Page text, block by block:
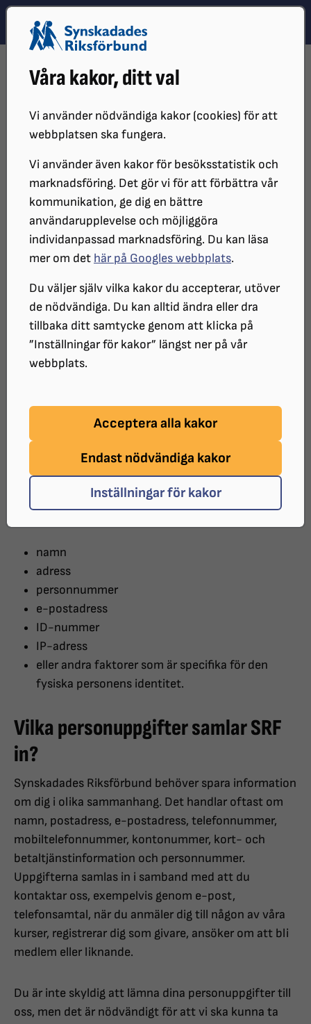
Våra kakor, ditt val
Vi använder nödvändiga kakor (cookies) för att
webbplatsen ska fungera.
Vi använder även kakor för besöksstatistik och
marknadsföring. Det gör vi för att förbättra vår
kommunikation, ge dig en bättre
användarupplevelse och möjliggöra
individanpassad marknadsföring. Du kan läsa
mer om det här på Googles webbplats.
Du väljer själv vilka kakor du accepterar, utöver
de nödvändiga. Du kan alltid ändra eller dra
tillbaka ditt samtycke genom att klicka på
”Inställningar för kakor” längst ner på vår
webbplats.
Acceptera alla kakor
Endast nödvändiga kakor
Inställningar för kakor
Hoppa till innehåll
Hoppa till hitta snabbt
Personuppgifter och GDPR
Din personliga integritet är viktig för
Synskadades Riksförbund (SRF). På den
här sidan beskriver vi bland annat vilka
uppgifter vi samlar in, samt hur och för
vilka ändamål vi samlar in dem. Vi
uppgifterna, hur länge de sparas och
vilka rättigheter du har gentemot oss.
Synskadades Riksförbund ansvarar för
att all behandling av personuppgifter
Vad är en personuppgift?
En personuppgift är all information om en fysisk
person, som direkt eller indirekt kan identifieras med
hjälp av personens
namn
adress
personnummer
e-postadress
ID-nummer
IP-adress
eller andra faktorer som är specifika för den
fysiska personens identitet.
Vilka personuppgifter samlar SRF
in?
Synskadades Riksförbund behöver spara information
om dig i olika sammanhang. Det handlar oftast om
namn, postadress, e-postadress, telefonnummer,
mobiltelefonnummer, kontonummer, kort- och
betaltjänstinformation och personnummer.
Uppgifterna samlas in i samband med att du
kontaktar oss, exempelvis genom e-post,
telefonsamtal, när du anmäler dig till någon av våra
kurser, registrerar dig som givare, ansöker om att bli
medlem eller liknande.
Du är inte skyldig att lämna dina personuppgifter till
oss, men det är nödvändigt för att vi ska kunna ta